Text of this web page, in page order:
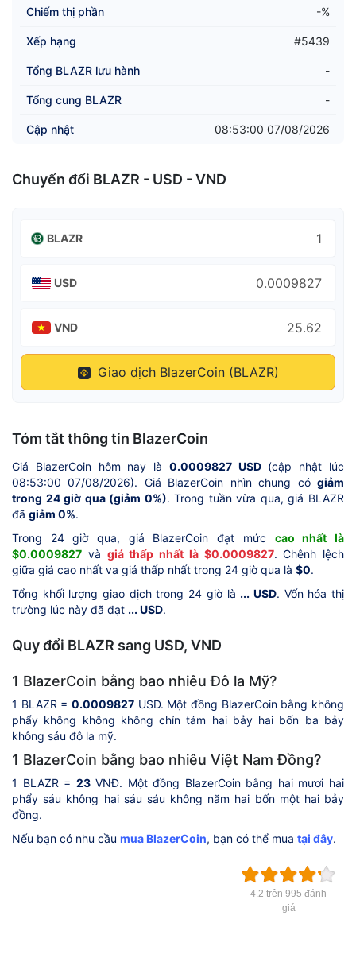
Chiếm thị phần -%
Xếp hạng #5439
Tổng BLAZR lưu hành -
Tổng cung BLAZR -
Cập nhật 08:53:00 07/08/2026
Chuyển đổi BLAZR - USD - VND
BLAZR
USD
VND
Giao dịch BlazerCoin (BLAZR)
Tóm tắt thông tin BlazerCoin
Giá BlazerCoin hôm nay là 0.0009827 USD(cập nhật lúc
08:53:00 07/08/2026). Giá BlazerCoin nhìn chung có giảm
trong 24 giờ qua (giảm 0%). Trong tuần vừa qua, giá BLAZR
đã giảm 0%.
Trong 24 giờ qua, giá BlazerCoin đạt mức cao nhất là
$0.0009827 và giá thấp nhất là $0.0009827. Chênh lệch
giữa giá cao nhất va giá thấp nhất trong 24 giờ qua là $0.
Tổng khối lượng giao dịch trong 24 giờ là ... USD. Vốn hóa thị
trường lúc này đã đạt ... USD.
Quy đổi BLAZR sang USD, VND
1 BlazerCoin bằng bao nhiêu Đô la Mỹ?
1 BLAZR = 0.0009827 USD. Một đồng BlazerCoin bằng không
phẩy không không không chín tám hai bảy hai bốn ba bảy
không sáu đô la mỹ.
1 BlazerCoin bằng bao nhiêu Việt Nam Đồng?
1 BLAZR = 23VNĐ. Một đồng BlazerCoin bằng hai mươi hai
phẩy sáu không hai sáu sáu không năm hai bốn một hai bảy
đồng.
Nếu bạn có nhu cầu mua BlazerCoin, bạn có thể mua tại đây.
4.2 trên 995 đánh
giá